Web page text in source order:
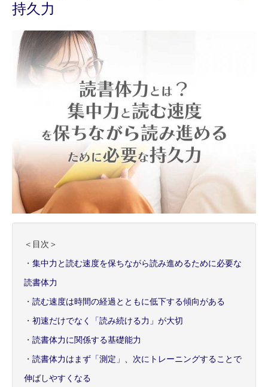
持久力
＜目次＞
・ 集中力と読む速度を保ちながら読み進めるために必要な
読書体力
・ 読む速度は時間の経過とともに低下する傾向がある
・ 初速だけでなく「読み続ける力」が大切
・ 読書体力に関係する基礎能力
・ 読書体力はまず「測定」、次にトレーニングすることで
伸ばしやすくなる